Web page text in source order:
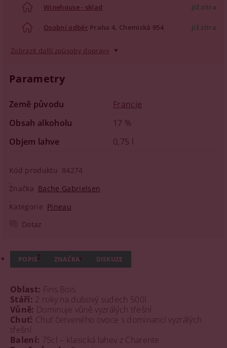
Winehouse - sklad již zítra
Osobní odběr Praha 4, Chemická 954 již zítra
Zobrazit další způsoby dopravy
Parametry
Země původu
Francie
Obsah alkoholu
17 %
Objem lahve
0,75 l
Kód produktu 84274
Značka Bache Gabrielsen
Kategorie Pineau
Dotaz
POPIS ZNAČKA DISKUZE
Oblast: Fins Bois
Stáří: 2 roky na dubový sudech 500l.
Vůně: Dominuje vůně vyzrálých třešní
Chuť: Chuť červeného ovoce s dominancí vyzrálých
třešní
Balení: 75cl – klasická lahev z Charente